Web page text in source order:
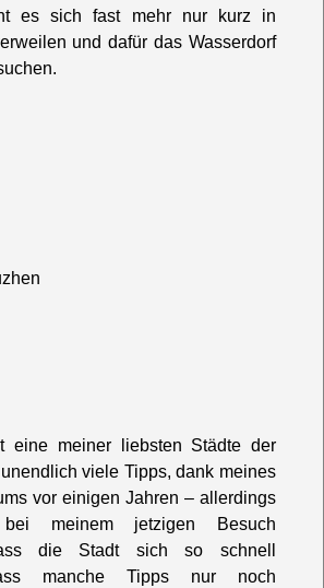
es sich fast mehr nur kurz in
und dafür das Wasserdorf
eine meiner liebsten Städte der
viele Tipps, dank meines
vor einigen Jahren – allerdings
meinem jetzigen Besuch
die Stadt sich so schnell
manche Tipps nur noch